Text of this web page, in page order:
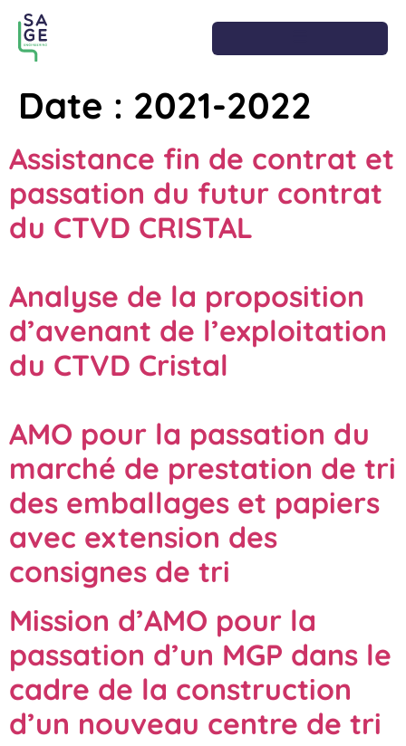
Date : 2021-2022
Assistance fin de contrat et
passation du futur contrat
du CTVD CRISTAL
Analyse de la proposition
d’avenant de l’exploitation
du CTVD Cristal
AMO pour la passation du
marché de prestation de tri
des emballages et papiers
avec extension des
consignes de tri
Mission d’AMO pour la
passation d’un MGP dans le
cadre de la construction
d’un nouveau centre de tri